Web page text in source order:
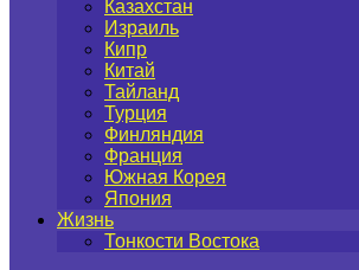
Казахстан
Израиль
Кипр
Китай
Тайланд
Турция
Финляндия
Франция
Южная Корея
Япония
Жизнь
Тонкости Востока